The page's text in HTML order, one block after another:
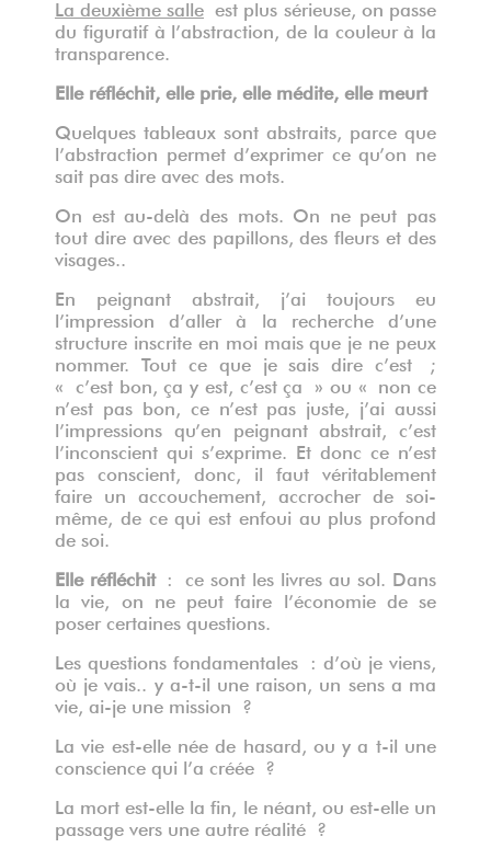
La deuxième salle est plus sérieuse, on passe
du figuratif à l’abstraction, de la couleur à la
transparence.
Elle réfléchit, elle prie, elle médite, elle meurt
Quelques tableaux sont abstraits, parce que
l’abstraction permet d’exprimer ce qu’on ne
sait pas dire avec des mots.
On est au-delà des mots. On ne peut pas
tout dire avec des papillons, des fleurs et des
visages..
En peignant abstrait, j’ai toujours eu
l’impression d’aller à la recherche d’une
structure inscrite en moi mais que je ne peux
nommer. Tout ce que je sais dire c’est ;
« c’est bon, ça y est, c’est ça » ou « non ce
n’est pas bon, ce n’est pas juste, j’ai aussi
l’impressions qu’en peignant abstrait, c’est
l’inconscient qui s’exprime. Et donc ce n’est
pas conscient, donc, il faut véritablement
faire un accouchement, accrocher de soi-
même, de ce qui est enfoui au plus profond
de soi.
Elle réfléchit : ce sont les livres au sol. Dans
la vie, on ne peut faire l’économie de se
poser certaines questions.
Les questions fondamentales : d’où je viens,
où je vais.. y a-t-il une raison, un sens a ma
vie, ai-je une mission ?
La vie est-elle née de hasard, ou y a t-il une
conscience qui l’a créée ?
La mort est-elle la fin, le néant, ou est-elle un
passage vers une autre réalité ?